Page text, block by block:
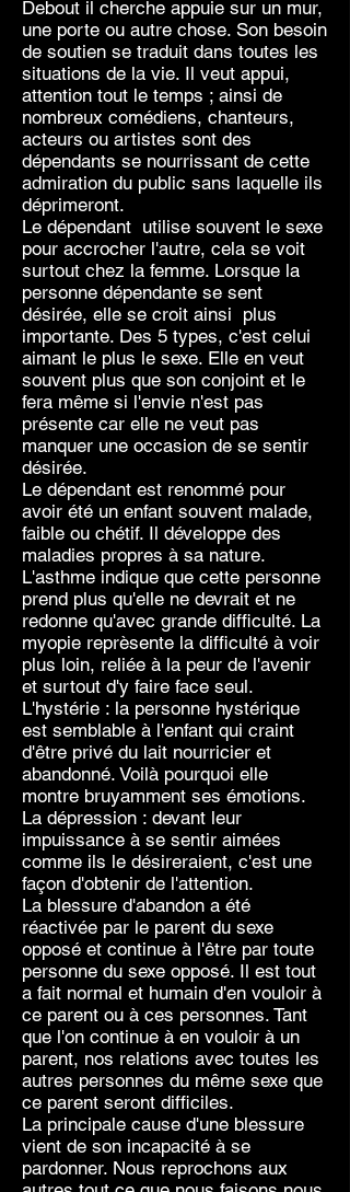
Debout il cherche appuie sur un mur,
une porte ou autre chose. Son besoin
de soutien se traduit dans toutes les
situations de la vie. Il veut appui,
attention tout le temps ; ainsi de
nombreux comédiens, chanteurs,
acteurs ou artistes sont des
dépendants se nourrissant de cette
admiration du public sans laquelle ils
déprimeront.
Le dépendant utilise souvent le sexe
pour accrocher l'autre, cela se voit
surtout chez la femme. Lorsque la
personne dépendante se sent
désirée, elle se croit ainsi plus
importante. Des 5 types, c'est celui
aimant le plus le sexe. Elle en veut
souvent plus que son conjoint et le
fera même si l'envie n'est pas
présente car elle ne veut pas
manquer une occasion de se sentir
désirée.
Le dépendant est renommé pour
avoir été un enfant souvent malade,
faible ou chétif. Il développe des
maladies propres à sa nature.
L'asthme indique que cette personne
prend plus qu'elle ne devrait et ne
redonne qu'avec grande difficulté. La
myopie reprèsente la difficulté à voir
plus loin, reliée à la peur de l'avenir
et surtout d'y faire face seul.
L'hystérie : la personne hystérique
est semblable à l'enfant qui craint
d'être privé du lait nourricier et
abandonné. Voilà pourquoi elle
montre bruyamment ses émotions.
La dépression : devant leur
impuissance à se sentir aimées
comme ils le désireraient, c'est une
façon d'obtenir de l'attention.
La blessure d'abandon a été
réactivée par le parent du sexe
opposé et continue à l'être par toute
personne du sexe opposé. Il est tout
a fait normal et humain d'en vouloir à
ce parent ou à ces personnes. Tant
que l'on continue à en vouloir à un
parent, nos relations avec toutes les
autres personnes du même sexe que
ce parent seront difficiles.
La principale cause d'une blessure
vient de son incapacité à se
pardonner. Nous reprochons aux